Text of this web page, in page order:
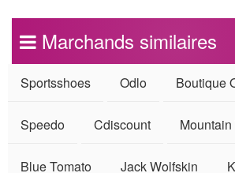
Marchands similaires
Sportsshoes Odlo Boutique
Speedo Cdiscount
Blue Tomato Jack Wolfskin